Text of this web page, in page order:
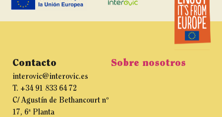
Contacto
interovic@interovic.es
T. +34 91 833 64 72
C/ Agustín de Bethancourt nº
17, 6ª Planta
Sobre nosotros